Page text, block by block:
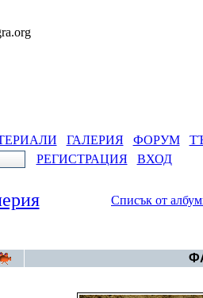
ГАЛЕРИЯ ФОРУМ
РЕГИСТРАЦИЯ
ВХОД
Списък от